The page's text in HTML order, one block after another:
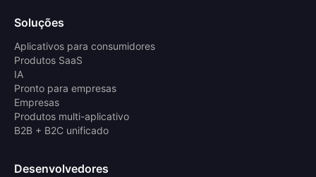
Soluções
Aplicativos para consumidores
Produtos SaaS
IA
Pronto para empresas
Empresas
Produtos multi-aplicativo
B2B + B2C unificado
Desenvolvedores